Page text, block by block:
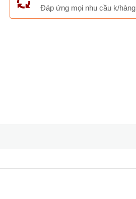
Đáp ứng mọi nhu cầu k/hàng